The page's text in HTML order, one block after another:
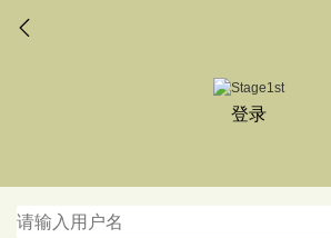
登录